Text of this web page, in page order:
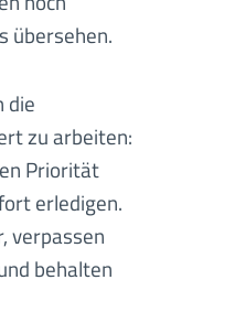
übersehen.
die
zu arbeiten:
Priorität
erledigen.
verpassen
behalten